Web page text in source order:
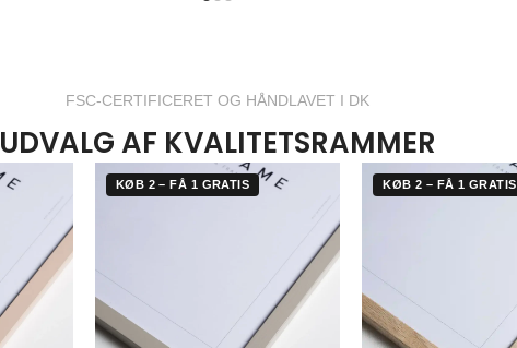
FSC-CERTIFICERET OG HÅNDLAVET I DK
UDVALG AF KVALITETSRAMMER
KØB 2 – FÅ 1 GRATIS KØB 2 – FÅ 1 GRATIS